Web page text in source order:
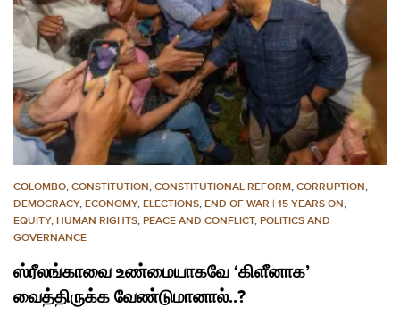
COLOMBO, CONSTITUTION, CONSTITUTIONAL REFORM, CORRUPTION,
DEMOCRACY, ECONOMY, ELECTIONS, END OF WAR | 15 YEARS ON,
EQUITY, HUMAN RIGHTS, PEACE AND CONFLICT, POLITICS AND
GOVERNANCE
ஸ்ரீலங்காவை உண்மையாகவே ‘கிளீனாக’
வைத்திருக்க வேண்டுமானால்..?